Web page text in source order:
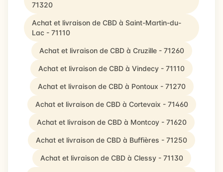
71320
Achat et livraison de CBD à Saint-Martin-du-
Lac - 71110
Achat et livraison de CBD à Cruzille - 71260
Achat et livraison de CBD à Vindecy - 71110
Achat et livraison de CBD à Pontoux - 71270
Achat et livraison de CBD à Cortevaix - 71460
Achat et livraison de CBD à Montcoy - 71620
Achat et livraison de CBD à Buffières - 71250
Achat et livraison de CBD à Clessy - 71130